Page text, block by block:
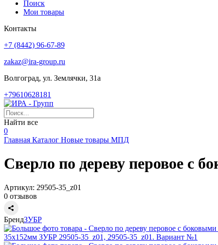
Поиск
Мои товары
Контакты
+7 (8442) 96-67-89
zakaz@ira-group.ru
Волгоград, ул. Землячки, 31а
+79610628181
Найти все
0
Главная Каталог Новые товары МПД
Cверло по дереву перовое с
Артикул: 29505-35_z01
0 отзывов
БрендЗУБР